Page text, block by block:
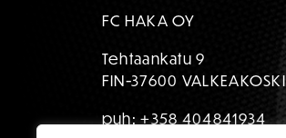
FC HAKA OY
Tehtaankatu 9
FIN-37600 VALKEAKOSKI
puh:+358 404841934